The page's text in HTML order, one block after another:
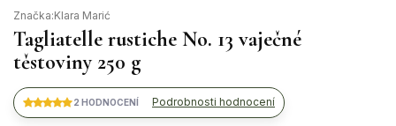
Značka:Klara Marić
Tagliatelle rustiche No. 13 vaječné
těstoviny 250 g
2 HODNOCENÍ Podrobnosti hodnocení